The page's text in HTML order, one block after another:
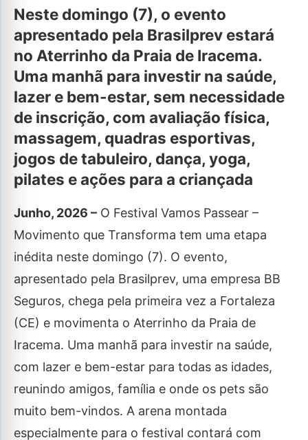
Neste domingo (7), o evento
apresentado pela Brasilprev estará
no Aterrinho da Praia de Iracema.
Uma manhã para investir na saúde,
lazer e bem-estar, sem necessidade
de inscrição, com avaliação física,
massagem, quadras esportivas,
jogos de tabuleiro, dança, yoga,
pilates e ações para a criançada
Junho, 2026 – O Festival Vamos Passear –
Movimento que Transforma tem uma etapa
inédita neste domingo (7). O evento,
apresentado pela Brasilprev, uma empresa BB
Seguros, chega pela primeira vez a Fortaleza
(CE) e movimenta o Aterrinho da Praia de
Iracema. Uma manhã para investir na saúde,
com lazer e bem-estar para todas as idades,
reunindo amigos, família e onde os pets são
muito bem-vindos. A arena montada
especialmente para o festival contará com